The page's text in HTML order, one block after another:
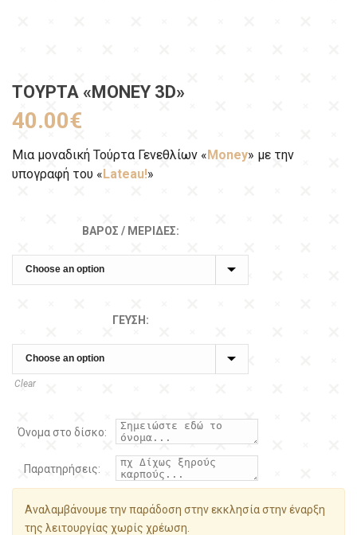
ΤΟΎΡΤΑ «MONEY 3D»
40.00€
Μια μοναδική Τούρτα Γενεθλίων «Money» με την
υπογραφή του «Lateau!»
ΒΆΡΟΣ / ΜΕΡΊΔΕΣ:
ΓΕΎΣΗ:
Clear
Όνομα στο δίσκο:
Παρατηρήσεις:
Αναλαμβάνουμε την παράδοση στην εκκλησία στην έναρξη
της λειτουργίας χωρίς χρέωση.